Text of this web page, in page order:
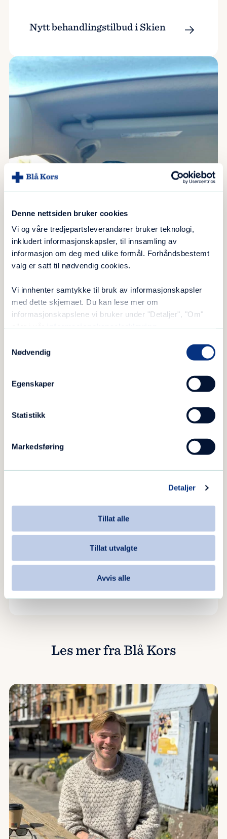
Denne nettsiden bruker cookies
Vi og våre tredjepartsleverandører bruker teknologi,
inkludert informasjonskapsler, til innsamling av
informasjon om deg med ulike formål. Forhåndsbestemt
valg er satt til nødvendig cookies.
Vi innhenter samtykke til bruk av informasjonskapsler
med dette skjemaet. Du kan lese mer om
informasjonskapslene vi bruker under "Detaljer", "Om"
Nødvendig
Egenskaper
Statistikk
Markedsføring
Detaljer
Tillat alle
Tillat utvalgte
Avvis alle
Nytt behandlingstilbud i Skien
Å bli foreldre og få rusbehandling
ble et vendepunkt
Les mer fra Blå Kors